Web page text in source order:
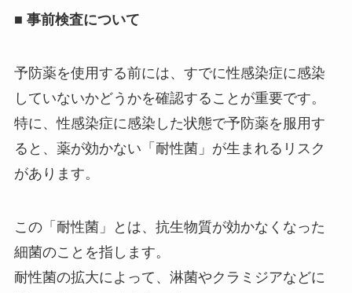
■ 事前検査について
予防薬を使用する前には、すでに性感染症に感染
していないかどうかを確認することが重要です。
特に、性感染症に感染した状態で予防薬を服用す
ると、薬が効かない「耐性菌」が生まれるリスク
があります。
この「耐性菌」とは、抗生物質が効かなくなった
細菌のことを指します。
耐性菌の拡大によって、淋菌やクラミジアなどに